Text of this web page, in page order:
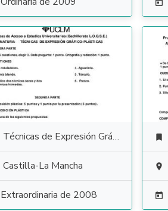

Técnicas de Expresión Gráfico Plástica
Castilla-La Mancha
Extraordinaria de 2008


